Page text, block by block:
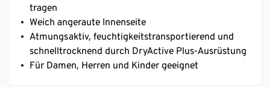
tragen
Weich angeraute Innenseite
Atmungsaktiv, feuchtigkeitstransportierend und
schnelltrocknend durch DryActive Plus-Ausrüstung
Für Damen, Herren und Kinder geeignet